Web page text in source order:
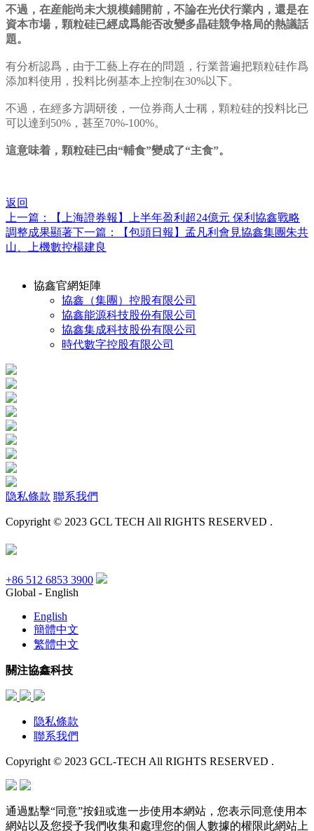
不過，在産能尚未大規模鋪開前，不論在光伏行業内，還是在
資本市場，顆粒硅已經成爲能否改變多晶硅競争格局的熱議話
題。
有分析認爲，由于工藝上存在的問題，行業普遍把顆粒硅作爲
添加料使用，投料比例基本上控制在30%以下。
不過，在經多方調研後，一位券商人士稱，顆粒硅的投料比已
可以達到50%，甚至70%-100%。
這意味着，顆粒硅已由“輔食”變成了“主食”。
返回
上一篇：【上海證券報】上半年盈利超24億元 保利協鑫戰略
調整成果顯著下一篇：【包頭日報】孟凡利會見協鑫集團朱共
山、上機數控楊建良
協鑫官網矩陣
協鑫（集團）控股有限公司
協鑫能源科技股份有限公司
協鑫集成科技股份有限公司
時代數字控股有限公司
隐私條款 聯系我們
Copyright © 2023 GCL TECH All RIGHTS RESERVED .
+86 512 6853 3900
Global - English
English
簡體中文
繁體中文
關注協鑫科技
隐私條款
聯系我們
Copyright © 2023 GCL-TECH All RIGHTS RESERVED .
通過點擊“同意”按鈕或進一步使用本網站，您表示同意使用本
網站以及您授予我們收集和處理您的個人數據的權限此網站上